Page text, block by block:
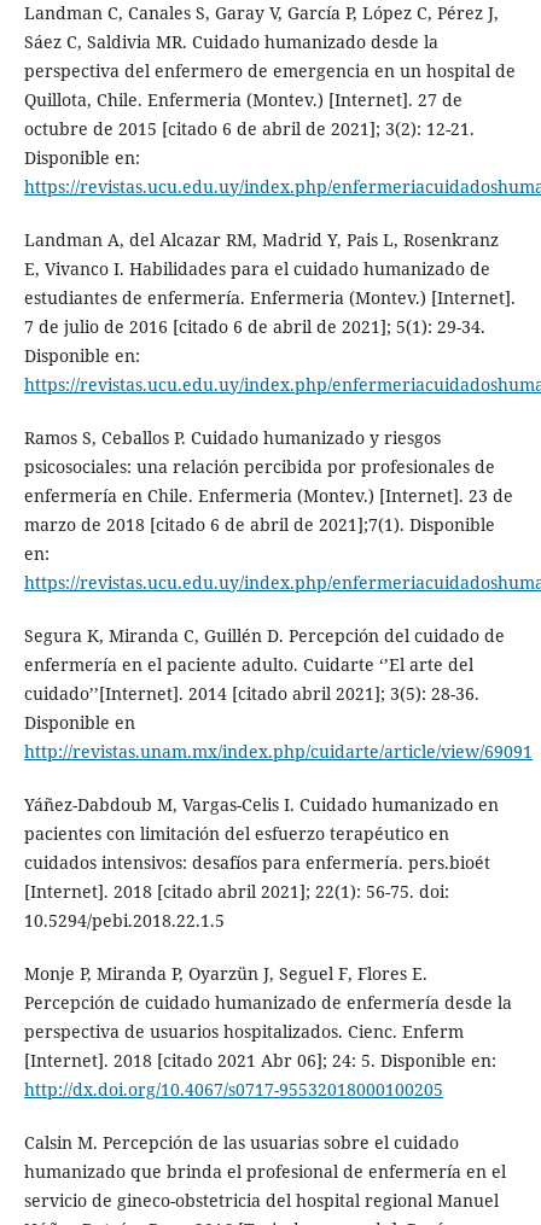
Landman C, Canales S, Garay V, García P, López C, Pérez J,
Sáez C, Saldivia MR. Cuidado humanizado desde la
perspectiva del enfermero de emergencia en un hospital de
Quillota, Chile. Enfermeria (Montev.) [Internet]. 27 de
octubre de 2015 [citado 6 de abril de 2021]; 3(2): 12-21.
Disponible en:
https://revistas.ucu.edu.uy/index.php/
Landman A, del Alcazar RM, Madrid Y, Pais L, Rosenkranz
E, Vivanco I. Habilidades para el cuidado humanizado de
estudiantes de enfermería. Enfermeria (Montev.) [Internet].
7 de julio de 2016 [citado 6 de abril de 2021]; 5(1): 29-34.
Disponible en:
https://revistas.ucu.edu.uy/index.php/
Ramos S, Ceballos P. Cuidado humanizado y riesgos
psicosociales: una relación percibida por profesionales de
enfermería en Chile. Enfermeria (Montev.) [Internet]. 23 de
marzo de 2018 [citado 6 de abril de 2021];7(1). Disponible
en:
https://revistas.ucu.edu.uy/index.php/
Segura K, Miranda C, Guillén D. Percepción del cuidado de
enfermería en el paciente adulto. Cuidarte ‘’El arte del
cuidado’’[Internet]. 2014 [citado abril 2021]; 3(5): 28-36.
Disponible en
http://revistas.unam.mx/index.php/cuidarte/article/view/69091
Yáñez-Dabdoub M, Vargas-Celis I. Cuidado humanizado en
pacientes con limitación del esfuerzo terapéutico en
cuidados intensivos: desafíos para enfermería. pers.bioét
[Internet]. 2018 [citado abril 2021]; 22(1): 56-75. doi:
10.5294/pebi.2018.22.1.5
Monje P, Miranda P, Oyarzün J, Seguel F, Flores E.
Percepción de cuidado humanizado de enfermería desde la
perspectiva de usuarios hospitalizados. Cienc. Enferm
[Internet]. 2018 [citado 2021 Abr 06]; 24: 5. Disponible en:
http://dx.doi.org/10.4067/s0717-95532018000100205
Calsin M. Percepción de las usuarias sobre el cuidado
humanizado que brinda el profesional de enfermería en el
servicio de gineco-obstetricia del hospital regional Manuel